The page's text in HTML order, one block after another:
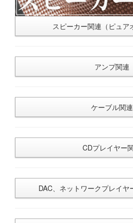
スピーカー関連（ピュア
アンプ関連
ケーブル関連
CDプレイヤー
DAC、ネットワークプレイヤ